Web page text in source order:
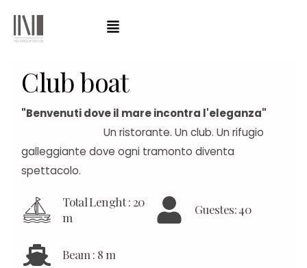
Clubboat
"Benvenuti dove il mare incontra l'eleganza"
Un ristorante. Un club. Un rifugio
galleggiante dove ogni tramonto diventa
spettacolo.
Total Lenght : 20
m
Beam : 8 m
Guestes: 40